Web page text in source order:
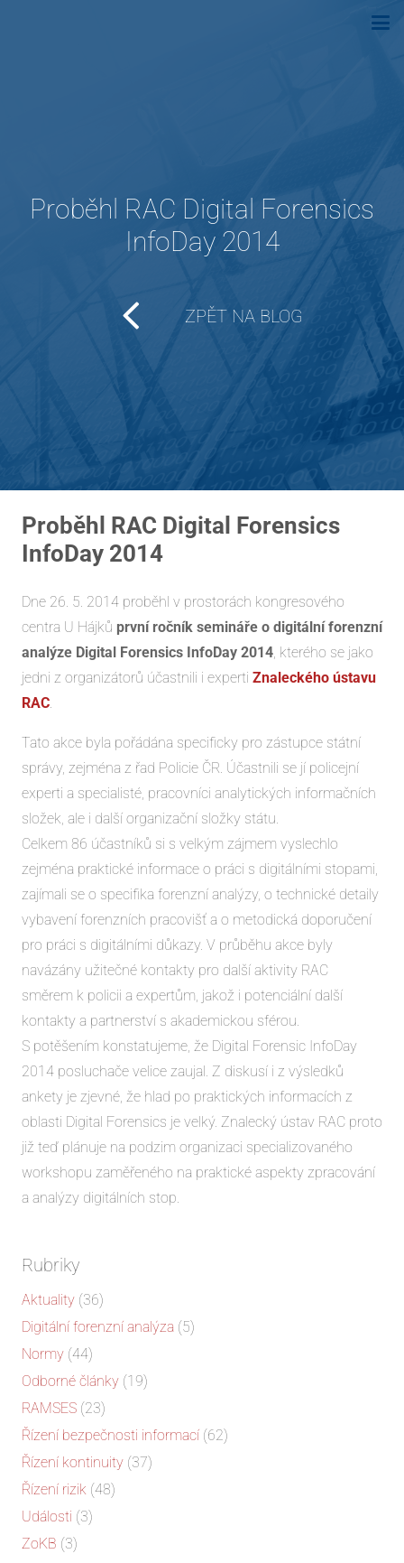
Proběhl RAC Digital Forensics
InfoDay 2014
ZPĚT NA BLOG
Proběhl RAC Digital Forensics
InfoDay 2014
Dne 26. 5. 2014 proběhl v prostorách kongresového
centra U Hájků první ročník semináře o digitální forenzní
analýze Digital Forensics InfoDay 2014, kterého se jako
jedni z organizátorů účastnili i experti Znaleckého ústavu
RAC.
Tato akce byla pořádána specificky pro zástupce státní
správy, zejména z řad Policie ČR. Účastnili se jí policejní
experti a specialisté, pracovníci analytických informačních
složek, ale i další organizační složky státu.
Celkem 86 účastníků si s velkým zájmem vyslechlo
zejména praktické informace o práci s digitálními stopami,
zajímali se o specifika forenzní analýzy, o technické detaily
vybavení forenzních pracovišť a o metodická doporučení
pro práci s digitálními důkazy. V průběhu akce byly
navázány užitečné kontakty pro další aktivity RAC
směrem k policii a expertům, jakož i potenciální další
kontakty a partnerství s akademickou sférou.
S potěšením konstatujeme, že Digital Forensic InfoDay
2014 posluchače velice zaujal. Z diskusí i z výsledků
ankety je zjevné, že hlad po praktických informacích z
oblasti Digital Forensics je velký. Znalecký ústav RAC proto
již teď plánuje na podzim organizaci specializovaného
workshopu zaměřeného na praktické aspekty zpracování
a analýzy digitálních stop.
Rubriky
Aktuality (36)
Digitální forenzní analýza (5)
Normy (44)
Odborné články (19)
RAMSES (23)
Řízení bezpečnosti informací (62)
Řízení kontinuity (37)
Řízení rizik (48)
Události (3)
ZoKB (3)